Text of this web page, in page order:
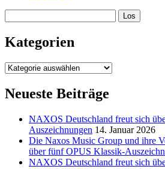
Kategorien
Kategorien
Neueste Beiträge
NAXOS Deutschland freut sich
Auszeichnungen 14. Januar 2026
Die Naxos Music Group und ihre
über fünf OPUS Klassik-
NAXOS Deutschland freut sich